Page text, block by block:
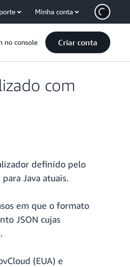
Minha conta
no console Criar conta
com
definido pelo
Java atuais.
em que o formato
JSON cujas
(EUA) e